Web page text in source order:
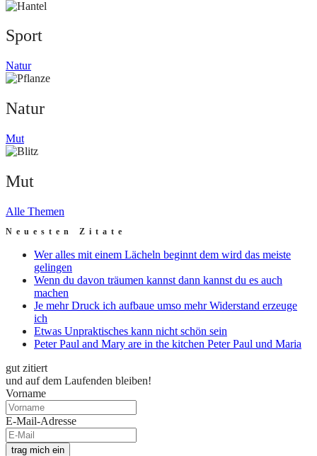
Sport
Natur
Natur
Mut
Mut
Alle Themen
Neuesten Zitate
Wer alles mit einem Lächeln beginnt dem wird das meiste
gelingen
Wenn du davon träumen kannst dann kannst du es auch
machen
Je mehr Druck ich aufbaue umso mehr Widerstand erzeuge
ich
Etwas Unpraktisches kann nicht schön sein
Peter Paul and Mary are in the kitchen Peter Paul und Maria
gut zitiert
und auf dem Laufenden bleiben!
Vorname
E-Mail-Adresse
trag mich ein